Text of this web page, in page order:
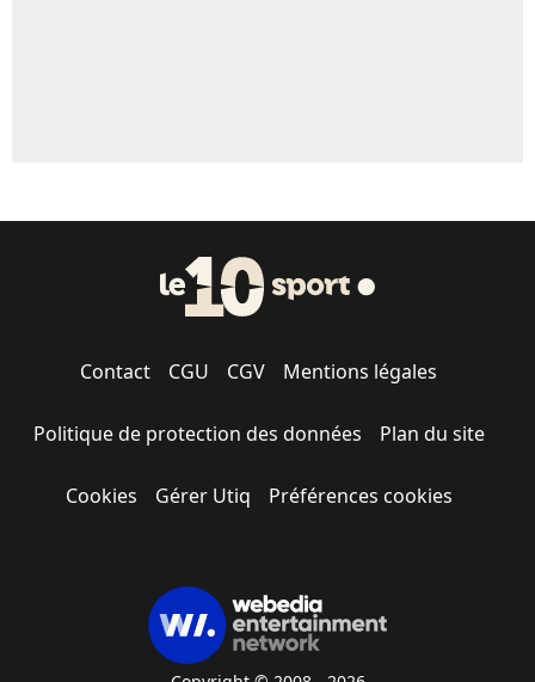
Contact CGU CGV Mentions légales
Politique de protection des données Plan du site
Cookies Gérer Utiq Préférences cookies